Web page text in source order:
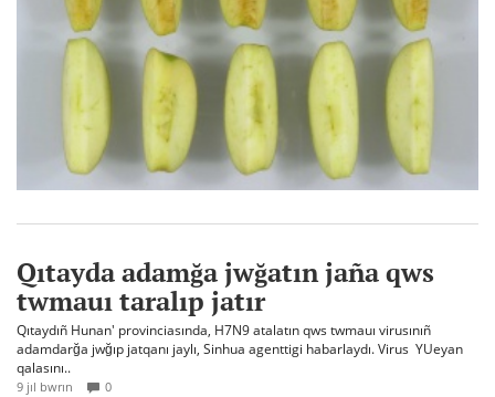
Qıtayda adamğa jwğatın jaña qws
twmauı taralıp jatır
Qıtaydıñ Hunan' provinciasında, H7N9 atalatın qws twmauı virusınıñ
adamdarğa jwğıp jatqanı jaylı, Sinhua agenttigi habarlaydı. Virus YUeyan
qalasını..
9 jıl bwrın 0